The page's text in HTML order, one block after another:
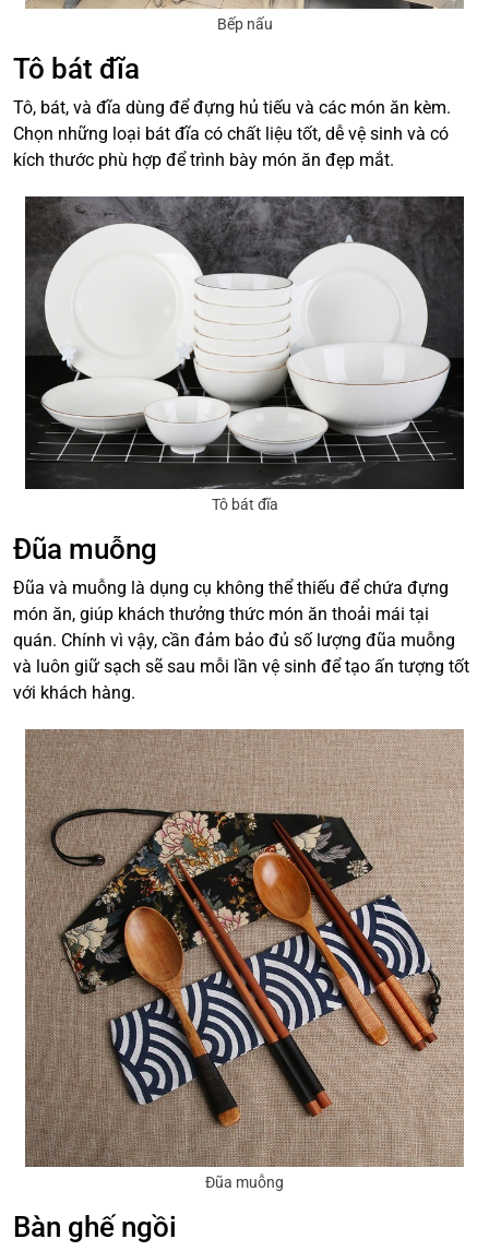
Bếp nấu
Tô bát đĩa
Tô, bát, và đĩa dùng để đựng hủ tiếu và các món ăn kèm.
Chọn những loại bát đĩa có chất liệu tốt, dễ vệ sinh và có
kích thước phù hợp để trình bày món ăn đẹp mắt.
Tô bát đĩa
Đũa muỗng
Đũa và muỗng là dụng cụ không thể thiếu để chứa đựng
món ăn, giúp khách thưởng thức món ăn thoải mái tại
quán. Chính vì vậy, cần đảm bảo đủ số lượng đũa muỗng
và luôn giữ sạch sẽ sau mỗi lần vệ sinh để tạo ấn tượng tốt
với khách hàng.
Đũa muỗng
Bàn ghế ngồi